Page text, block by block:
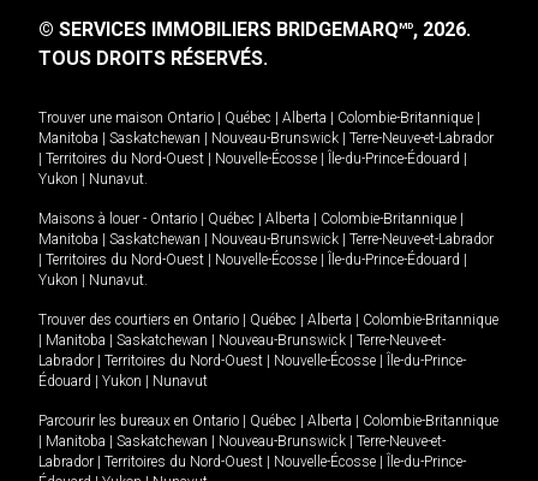
© SERVICES IMMOBILIERS BRIDGEMARQMD, 2026.
TOUS DROITS RÉSERVÉS.
Trouver une maison Ontario | Québec | Alberta | Colombie-Britannique |
Manitoba | Saskatchewan | Nouveau-Brunswick | Terre-Neuve-et-Labrador
| Territoires du Nord-Ouest | Nouvelle-Écosse | Île-du-Prince-Édouard |
Yukon | Nunavut
Maisons à louer - Ontario | Québec | Alberta | Colombie-Britannique |
Manitoba | Saskatchewan | Nouveau-Brunswick | Terre-Neuve-et-Labrador
| Territoires du Nord-Ouest | Nouvelle-Écosse | Île-du-Prince-Édouard |
Yukon | Nunavut
Trouver des courtiers en Ontario | Québec | Alberta | Colombie-Britannique
| Manitoba | Saskatchewan | Nouveau-Brunswick | Terre-Neuve-et-
Labrador | Territoires du Nord-Ouest | Nouvelle-Écosse | Île-du-Prince-
Édouard | Yukon | Nunavut
Parcourir les bureaux en Ontario | Québec | Alberta | Colombie-Britannique
| Manitoba | Saskatchewan | Nouveau-Brunswick | Terre-Neuve-et-
Labrador | Territoires du Nord-Ouest | Nouvelle-Écosse | Île-du-Prince-